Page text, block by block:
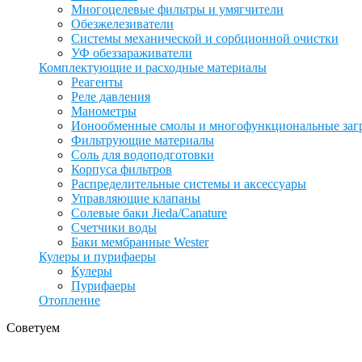
Многоцелевые фильтры и умягчители
Обезжелезиватели
Системы механической и сорбционной очистки
УФ обеззараживатели
Комплектующие и расходные материалы
Реагенты
Реле давления
Манометры
Ионообменные смолы и многофункциональные
Фильтрующие материалы
Соль для водоподготовки
Корпуса фильтров
Распределительные системы и аксессуары
Управляющие клапаны
Солевые баки Jieda/Canature
Счетчики воды
Баки мембранные Wester
Кулеры и пурифаеры
Кулеры
Пурифаеры
Отопление
Советуем